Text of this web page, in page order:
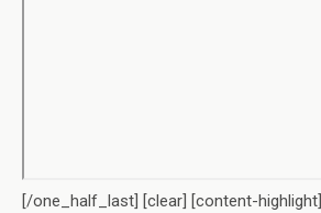
[/one_half_last] [clear] [content-highlight]